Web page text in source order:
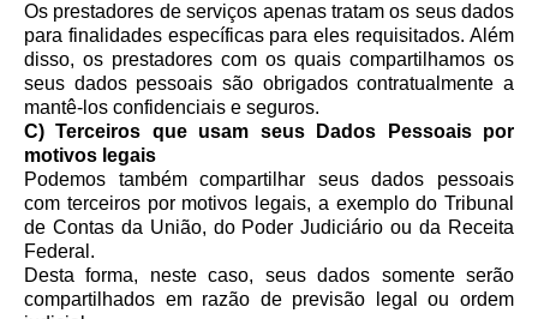
Os prestadores de serviços apenas tratam os seus dados
para finalidades específicas para eles requisitados. Além
disso, os prestadores com os quais compartilhamos os
seus dados pessoais são obrigados contratualmente a
mantê-los confidenciais e seguros.
C) Terceiros que usam seus Dados Pessoais por
motivos legais
Podemos também compartilhar seus dados pessoais
com terceiros por motivos legais, a exemplo do Tribunal
de Contas da União, do Poder Judiciário ou da Receita
Federal.
Desta forma, neste caso, seus dados somente serão
compartilhados em razão de previsão legal ou ordem